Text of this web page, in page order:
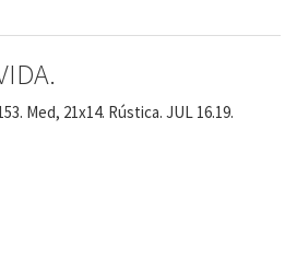
Med, 21x14. Rústica. JUL 16.19.